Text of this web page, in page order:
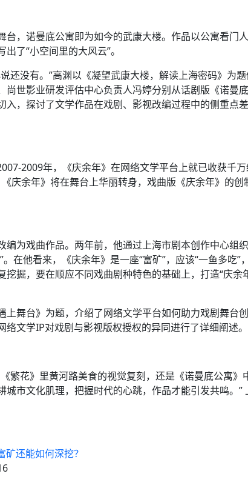
，诺曼底公寓即为如今的武康大楼。作品以公寓看门
了“小空间里的大风云”。
还没有。”高渊以《凝望武康大楼，解读上海密码》为
尚世影业研发评估中心负责人冯婷分别从话剧版《诺曼
入，探讨了文学作品在戏剧、影视改编过程中的侧重点
2009年，《庆余年》在网络文学平台上就已收获千万
庆余年》将在舞台上华丽转身，戏曲版《庆余年》的创
为戏曲作品。两年前，他通过上海市剧本创作中心组
在他看来，《庆余年》是一座“富矿”，应该“一鱼多吃”，
掘，要在顺应不同戏曲剧种特色的基础上，打造“庆余
舞台》为题，介绍了网络文学平台如何助力戏剧舞台创
文学IP对戏剧与影视版权授权的异同进行了详细阐述。
繁花》里黄河路美食的视觉复刻，还是《诺曼底公寓》
市文化肌理，把握时代的心跳，作品才能引发共鸣。”
还能如何深挖？